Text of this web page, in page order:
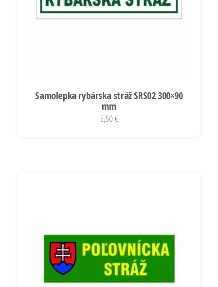
Samolepka rybárska stráž SRS02 300×90
mm
5,50 €